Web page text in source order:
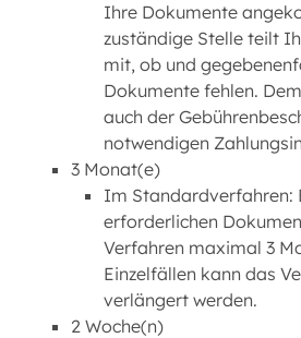
Ihre Dokumente
zuständige Stelle teilt
mit, ob und
Dokumente fehlen.
auch der
notwendigen
3 Monat(e)
Im Standardverfahren:
erforderlichen
Verfahren maximal 3
Einzelfällen kann das
verlängert werden.
2 Woche(n)